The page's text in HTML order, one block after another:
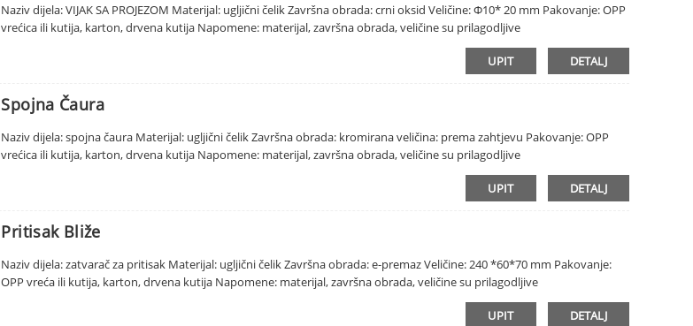
Naziv dijela: VIJAK SA PROJEZOM Materijal: ugljični čelik Završna obrada: crni oksid Veličine: Φ10* 20 mm Pakovanje: OPP
vrećica ili kutija, karton, drvena kutija Napomene: materijal, završna obrada, veličine su prilagodljive
UPIT DETALJ
Spojna Čaura
Naziv dijela: spojna čaura Materijal: ugljični čelik Završna obrada: kromirana veličina: prema zahtjevu Pakovanje: OPP
vrećica ili kutija, karton, drvena kutija Napomene: materijal, završna obrada, veličine su prilagodljive
UPIT DETALJ
Pritisak Bliže
Naziv dijela: zatvarač za pritisak Materijal: ugljični čelik Završna obrada: e-premaz Veličine: 240 *60*70 mm Pakovanje:
OPP vreća ili kutija, karton, drvena kutija Napomene: materijal, završna obrada, veličine su prilagodljive
UPIT DETALJ